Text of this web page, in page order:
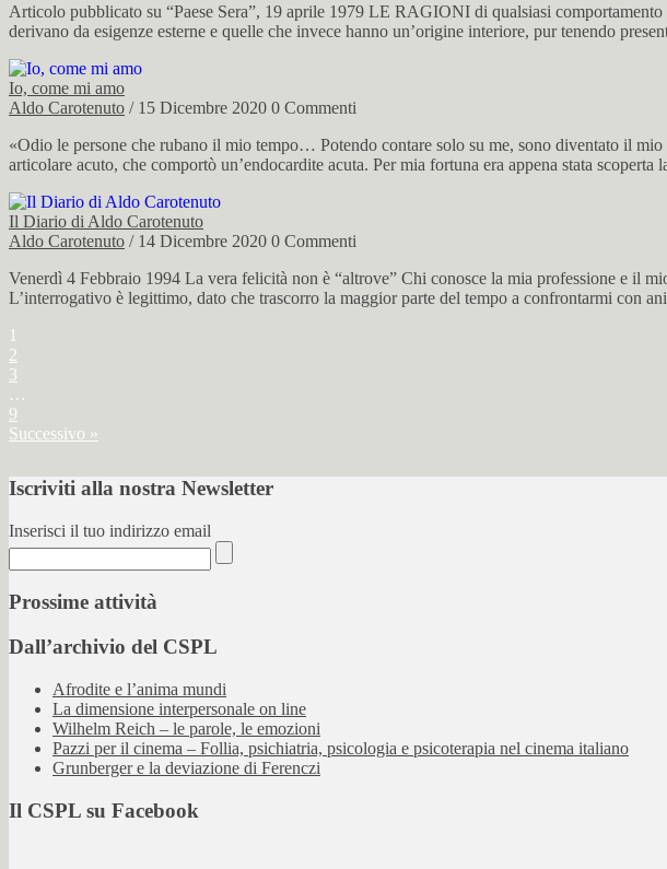
Articolo pubblicato su “Paese Sera”, 19 aprile 1979 LE RAGIONI di qualsiasi
derivano da esigenze esterne e quelle che invece hanno un’origine interiore, pur tenendo
Io, come mi amo
Aldo Carotenuto / 15 Dicembre 2020 0 Commenti
«Odio le persone che rubano il mio tempo… Potendo contare solo su me, sono diventato il
articolare acuto, che comportò un’endocardite acuta. Per mia fortuna era appena stata
Il Diario di Aldo Carotenuto
Aldo Carotenuto / 14 Dicembre 2020 0 Commenti
Venerdì 4 Febbraio 1994 La vera felicità non è “altrove” Chi conosce la mia professione e il
L’interrogativo è legittimo, dato che trascorro la maggior parte del tempo a confrontarmi con
1
2
3
…
9
Successivo »
Iscriviti alla nostra Newsletter
Inserisci il tuo indirizzo email
Prossime attività
Dall’archivio del CSPL
Afrodite e l’anima mundi
La dimensione interpersonale on line
Wilhelm Reich – le parole, le emozioni
Pazzi per il cinema – Follia, psichiatria, psicologia e psicoterapia nel cinema italiano
Grunberger e la deviazione di Ferenczi
Il CSPL su Facebook